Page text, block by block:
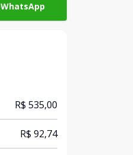
WhatsApp
R$ 535,00
R$ 92,74